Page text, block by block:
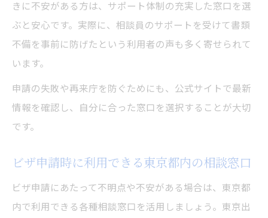
きに不安がある方は、サポート体制の充実した窓口を選
ぶと安心です。実際に、相談員のサポートを受けて書類
不備を事前に防げたという利用者の声も多く寄せられて
います。
申請の失敗や再来庁を防ぐためにも、公式サイトで最新
情報を確認し、自分に合った窓口を選択することが大切
です。
ビザ申請時に利用できる東京都内の相談窓口
ビザ申請にあたって不明点や不安がある場合は、東京都
内で利用できる各種相談窓口を活用しましょう。東京出